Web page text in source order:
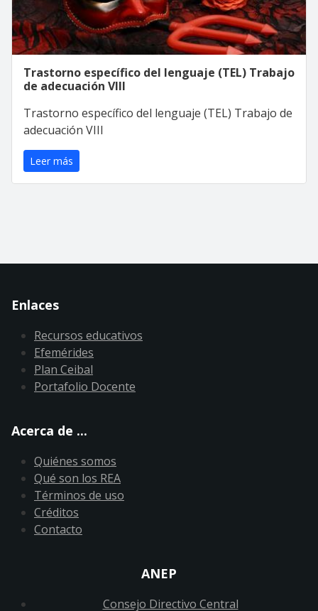
Trastorno específico del lenguaje (TEL) Trabajo
de adecuación VIII
Trastorno específico del lenguaje (TEL) Trabajo de
adecuación VIII
Leer más
Enlaces
Recursos educativos
Efemérides
Plan Ceibal
Portafolio Docente
Acerca de ...
Quiénes somos
Qué son los REA
Términos de uso
Créditos
Contacto
ANEP
Consejo Directivo Central